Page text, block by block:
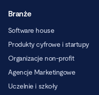
Branże
Software house
Produkty cyfrowe i startupy
Organizacje non-profit
Agencje Marketingowe
Uczelnie i szkoły